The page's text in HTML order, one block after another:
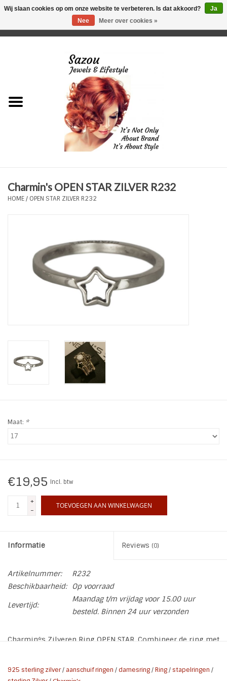
Just for Him
Plus Size Sieraden
Tassen en meer
Haaraccesoires
ON THE BEACH
Ohlala Jewels
SALE
Charmin's OPEN STAR ZILVER R232
HOME/ OPEN STAR ZILVER R232
Maat: *
€19,95 Incl. btw
+
-
TOEVOEGEN AAN WINKELWAGEN
Informatie Reviews (0)
Artikelnummer:
R232
Beschikbaarheid:
Op voorraad
Levertijd:
Maandag t/m vrijdag voor 15.00 uur
besteld. Binnen 24 uur verzonden
Charmin*s Zilveren Ring OPEN STAR. Combineer de ring met
925 sterling zilver/ aanschuif ringen / damesring/Ring/stapelringen /
Wij slaan cookies op om onze website te verbeteren. Is dat akkoord?
Ja
Nee
Meer over cookies »